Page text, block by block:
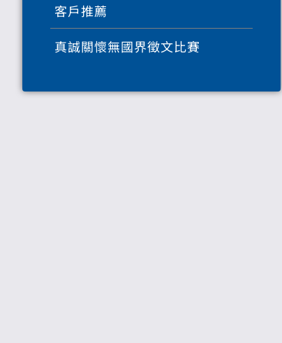
客戶推薦
真誠關懷無國界徵文比賽